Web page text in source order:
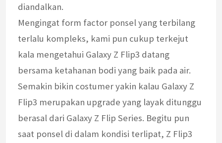
diandalkan.
Mengingat form factor ponsel yang terbilang
terlalu kompleks, kami pun cukup terkejut
kala mengetahui Galaxy Z Flip3 datang
bersama ketahanan bodi yang baik pada air.
Semakin bikin costumer yakin kalau Galaxy Z
Flip3 merupakan upgrade yang layak ditunggu
berasal dari Galaxy Z Flip Series. Begitu pun
saat ponsel di dalam kondisi terlipat, Z Flip3